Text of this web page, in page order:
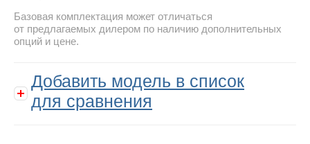
Базовая комплектация может отличаться
от предлагаемых дилером по наличию дополнительных
опций и цене.
Добавить модель в список
для сравнения